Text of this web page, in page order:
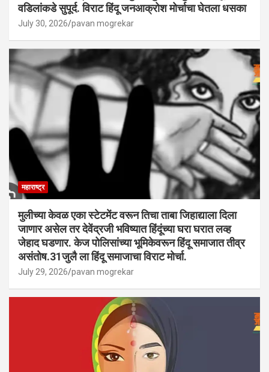
वडिलांकडे सुपूर्द. विराट हिंदू जनआक्रोश मोर्चाचा घेतला धसका
July 30, 2026 pavan mogrekar
महाराष्ट्र
मुलीच्या केवळ एका स्टेटमेंट वरून तिचा ताबा जिहाद्याला दिला
जाणार असेल तर देवेंद्रजी भविष्यात हिंदूंच्या घरा घरात लव्ह
जेहाद घडणार. केज पोलिसांच्या भूमिकेवरून हिंदू समाजात तीव्र
असंतोष.31जुलै ला हिंदू समाजाचा विराट मोर्चा.
July 29, 2026 pavan mogrekar